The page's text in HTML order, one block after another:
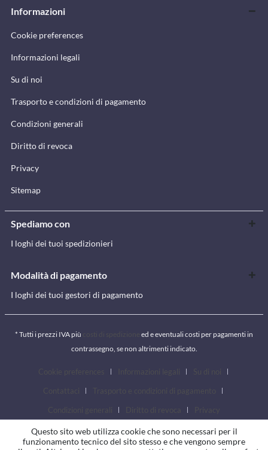
Informazioni
Cookie preferences
Informazioni legali
Su di noi
Trasporto e condizioni di pagamento
Condizioni generali
Diritto di revoca
Privacy
Sitemap
Spediamo con
I loghi dei tuoi spedizionieri
Modalità di pagamento
I loghi dei tuoi gestori di pagamento
* Tutti i prezzi IVA più
ed e eventuali costi per pagamenti in
contrassegno, se non altrimenti indicato.
Questo sito web utilizza cookie che sono necessari per il
funzionamento tecnico del sito stesso e che vengono sempre